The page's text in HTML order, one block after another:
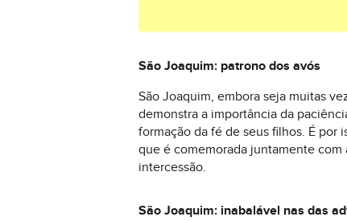
São Joaquim: patrono dos avós
São Joaquim, embora seja muitas
demonstra a importância da
formação da fé de seus filhos. É por
que é comemorada juntamente
intercessão.
São Joaquim: inabalável nas das